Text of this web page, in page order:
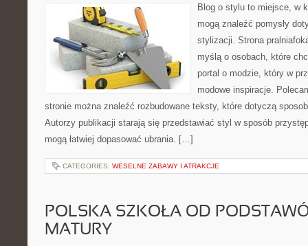
Blog o stylu to miejsce, w
mogą znaleźć pomysły
stylizacji. Strona
myślą o osobach, które
portal o modzie, który w
modowe inspiracje.
stronie można znaleźć rozbudowane teksty, które dotyczą
Autorzy publikacji starają się przedstawiać styl w sposób
mogą łatwiej dopasować ubrania. […]
CATEGORIES: WESELNE ZABAWY I ATRAKCJE
POLSKA SZKOŁA OD
MATURY